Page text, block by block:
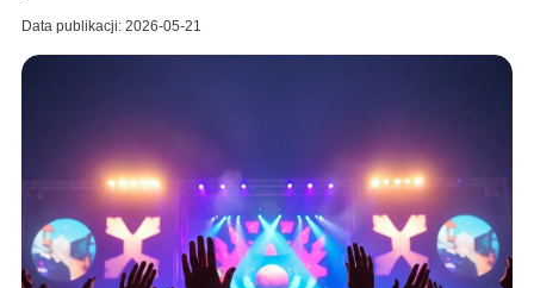
Data publikacji: 2026-05-21